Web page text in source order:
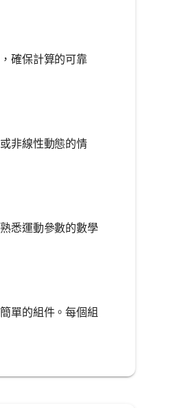
確保計算的可靠
非線性動態的情
悉運動參數的數學
單的組件。每個組